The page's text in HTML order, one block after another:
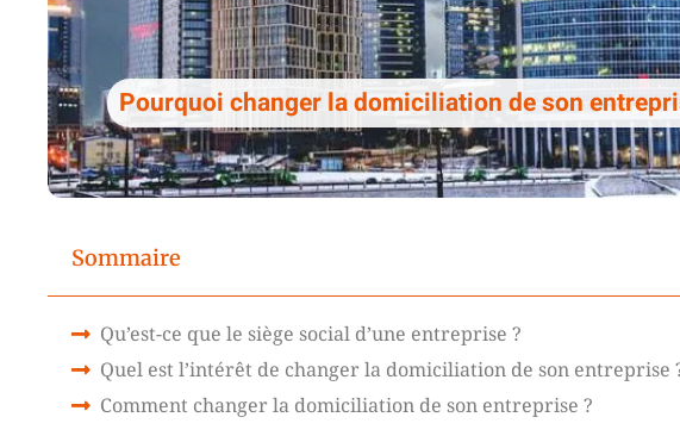
Pourquoi changer la domiciliation de son
Sommaire
Qu’est-ce que le siège social d’une entreprise ?
Quel est l’intérêt de changer la domiciliation de son entreprise
Comment changer la domiciliation de son entreprise ?